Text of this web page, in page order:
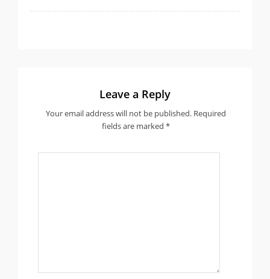
Leave a Reply
Your email address will not be published. Required
fields are marked *